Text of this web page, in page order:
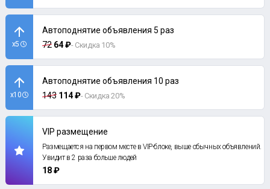
x5
Автоподнятие объявления 5 раз
72 64 ₽- Скидка 10%
x10
Автоподнятие объявления 10 раз
143 114 ₽- Скидка 20%
VIP размещение
Размещается на первом месте в VIP-блоке, выше обычных объявлений.
Увидит в 2 раза больше людей
18 ₽